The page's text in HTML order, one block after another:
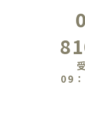
09